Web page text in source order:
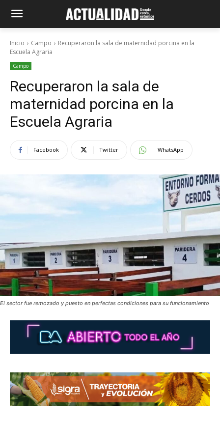
Inicio Campo
Recuperaron la sala de maternidad porcina en la
Escuela Agraria
Campo
Recuperaron la sala de
maternidad porcina en la
Escuela Agraria
Facebook Twitter WhatsApp
El sector fue remozado y puesto en perfectas condiciones para su funcionamiento